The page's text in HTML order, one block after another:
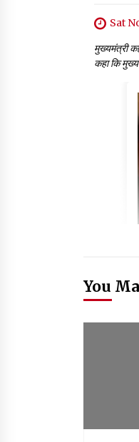
Sat
मुख्यमंत्री
कहा कि
You